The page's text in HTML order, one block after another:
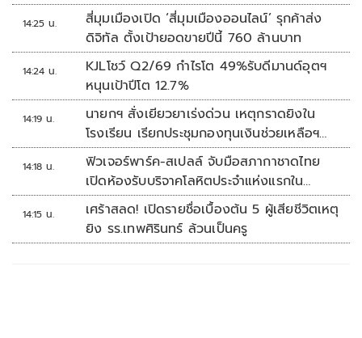
14:25 น.
สี่มุมเมืองเปิด ‘สี่มุมเมืองออนไลน์’ รุกค้าส่ง
ดิจิทัล ตั้งเป้ายอดขายปีนี้ 760 ล้านบาท
14:24 น.
KJLโชว์ Q2/69 กำไรโต 49%รับดีมานด์อุตฯ
หนุนเป้าปีโต 12.7%
14:19 น.
นายกฯ สั่งเยียวยาเร่งด่วน เหตุกราดยิงใน
โรงเรียน เรียกประชุมกองทุนเงินช่วยเหลือฯ
ทันที
14:18 น.
ฟิวเจอร์พาร์ค-สเปลล์ จับมือสภากาชาดไทย
เปิดห้องรับบริจาคโลหิตประจำแห่งแรกใน
ศูนย์การค้าปทุมธานี
14:15 น.
เศร้าสลด! เปิดรายชื่อเบื้องต้น 5 ผู้เสียชีวิตเหตุ
ยิง รร.เทพศิรินทร์ ล้วนเป็นครู